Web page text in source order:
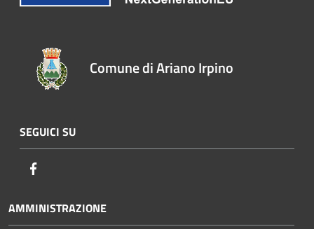
Comune di Ariano Irpino
SEGUICI SU
AMMINISTRAZIONE